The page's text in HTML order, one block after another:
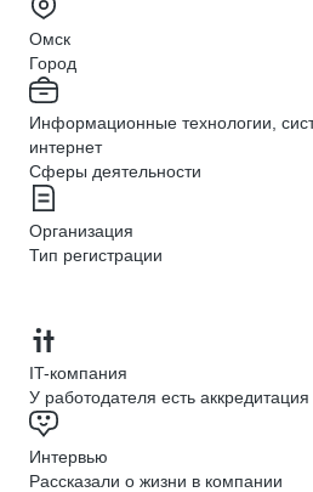
Омск
Город
Информационные технологии,
интернет
Сферы деятельности
Организация
Тип регистрации
IT-компания
У работодателя есть аккредитация
Интервью
Рассказали о жизни в компании